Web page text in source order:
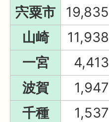
宍粟市 19,835
山崎
11,938
一宮
4,413
波賀
1,947
千種
1,537